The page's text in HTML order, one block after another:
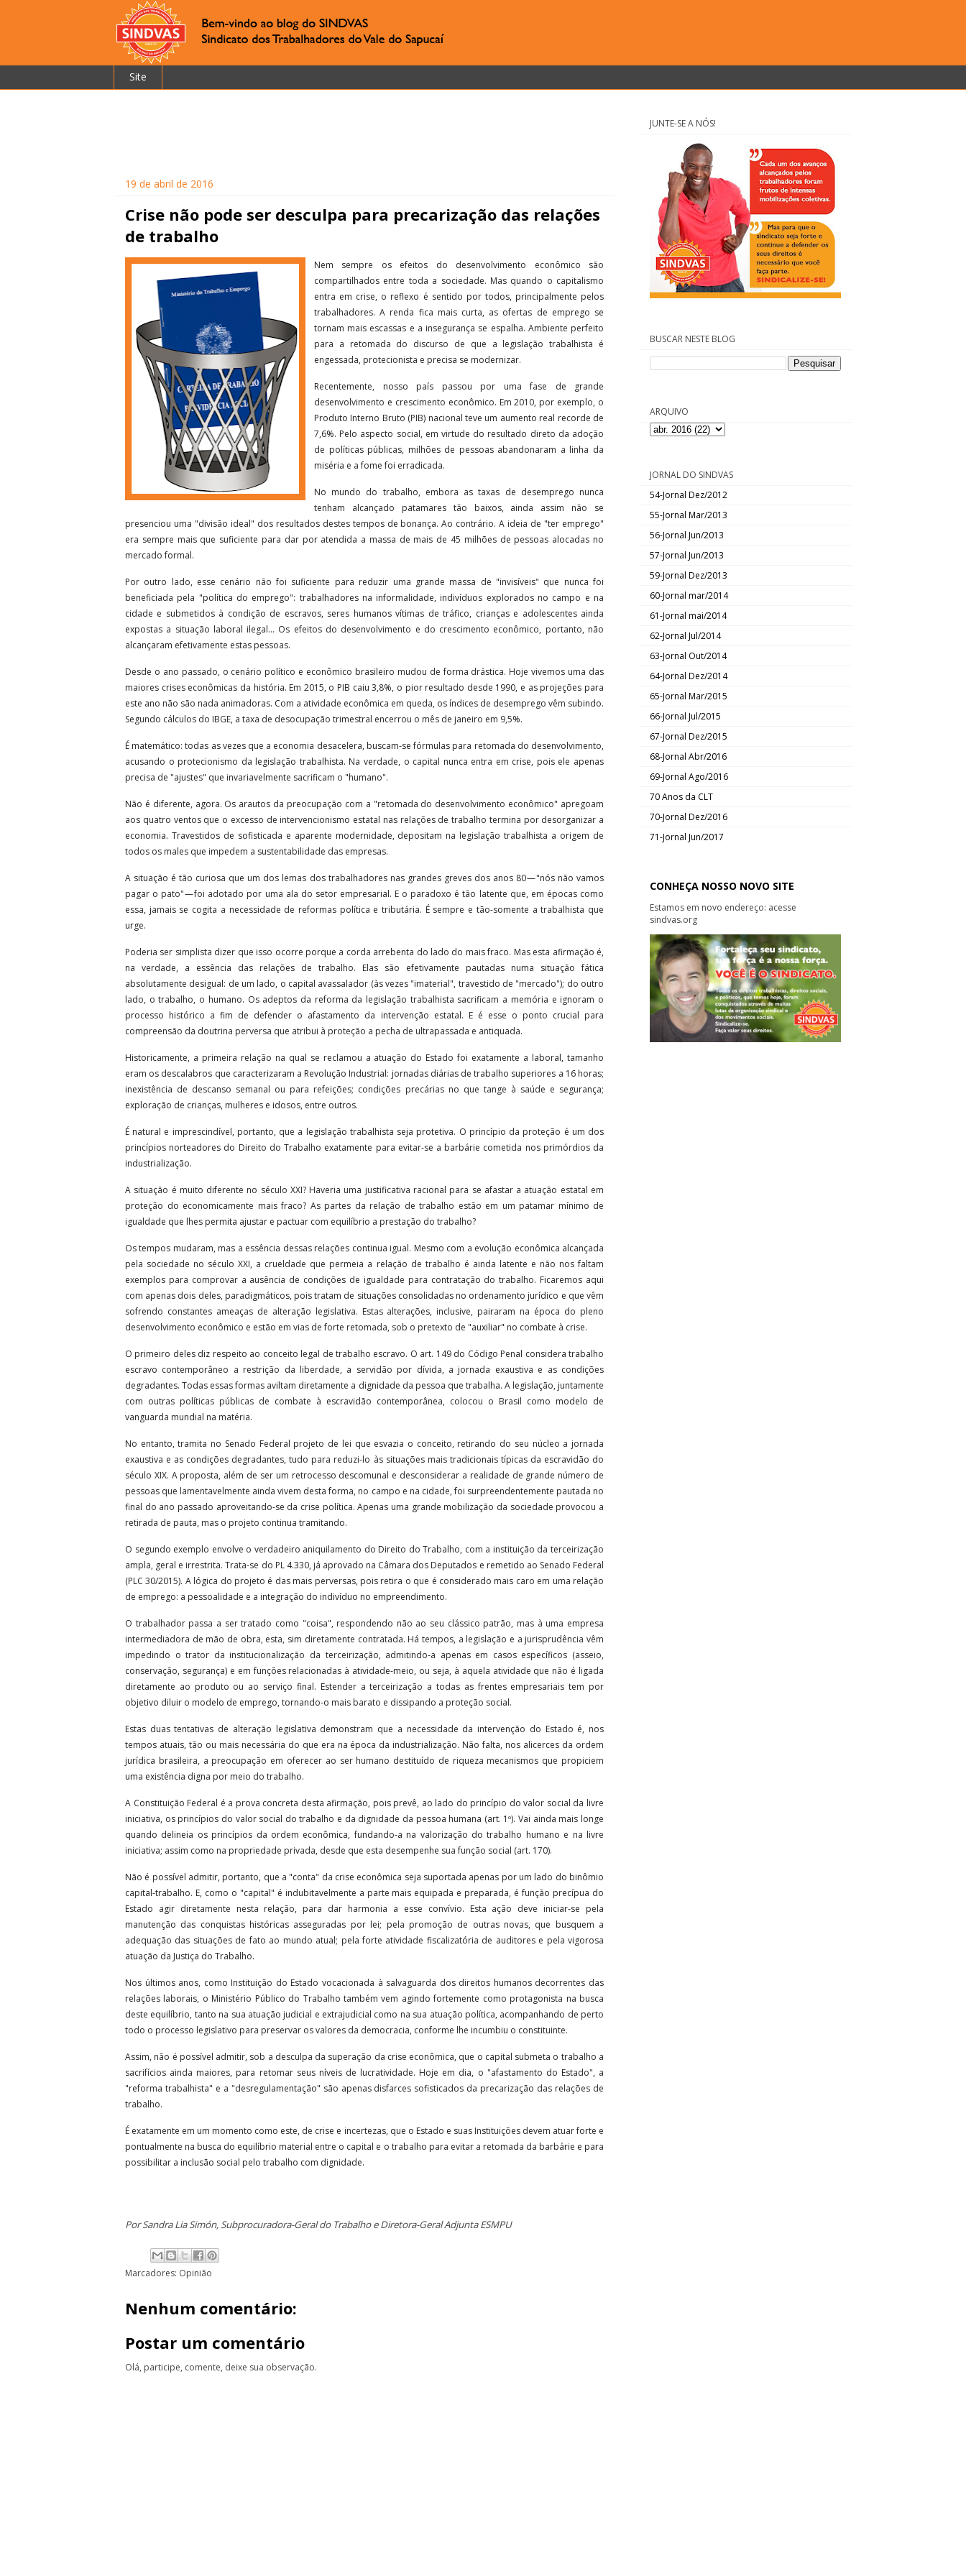
Site
19 de abril de 2016
Crise não pode ser desculpa para precarização das relações
de trabalho
Nem sempre os efeitos do desenvolvimento econômico são
compartilhados entre toda a sociedade. Mas quando o capitalismo
entra em crise, o reflexo é sentido por todos, principalmente pelos
trabalhadores. A renda fica mais curta, as ofertas de emprego se
tornam mais escassas e a insegurança se espalha. Ambiente perfeito
para a retomada do discurso de que a legislação trabalhista é
engessada, protecionista e precisa se modernizar.
Recentemente, nosso país passou por uma fase de grande
desenvolvimento e crescimento econômico. Em 2010, por exemplo, o
Produto Interno Bruto (PIB) nacional teve um aumento real recorde de
7,6%. Pelo aspecto social, em virtude do resultado direto da adoção
de políticas públicas, milhões de pessoas abandonaram a linha da
miséria e a fome foi erradicada.
No mundo do trabalho, embora as taxas de desemprego nunca
tenham alcançado patamares tão baixos, ainda assim não se
presenciou uma "divisão ideal" dos resultados destes tempos de bonança. Ao contrário. A ideia de "ter emprego"
era sempre mais que suficiente para dar por atendida a massa de mais de 45 milhões de pessoas alocadas no
mercado formal.
Por outro lado, esse cenário não foi suficiente para reduzir uma grande massa de "invisíveis" que nunca foi
beneficiada pela "política do emprego": trabalhadores na informalidade, indivíduos explorados no campo e na
cidade e submetidos à condição de escravos, seres humanos vítimas de tráfico, crianças e adolescentes ainda
expostas a situação laboral ilegal... Os efeitos do desenvolvimento e do crescimento econômico, portanto, não
alcançaram efetivamente estas pessoas.
Desde o ano passado, o cenário político e econômico brasileiro mudou de forma drástica. Hoje vivemos uma das
maiores crises econômicas da história. Em 2015, o PIB caiu 3,8%, o pior resultado desde 1990, e as projeções para
este ano não são nada animadoras. Com a atividade econômica em queda, os índices de desemprego vêm subindo.
Segundo cálculos do IBGE, a taxa de desocupação trimestral encerrou o mês de janeiro em 9,5%.
É matemático: todas as vezes que a economia desacelera, buscam-se fórmulas para retomada do desenvolvimento,
acusando o protecionismo da legislação trabalhista. Na verdade, o capital nunca entra em crise, pois ele apenas
precisa de "ajustes" que invariavelmente sacrificam o "humano".
Não é diferente, agora. Os arautos da preocupação com a "retomada do desenvolvimento econômico" apregoam
aos quatro ventos que o excesso de intervencionismo estatal nas relações de trabalho termina por desorganizar a
economia. Travestidos de sofisticada e aparente modernidade, depositam na legislação trabalhista a origem de
todos os males que impedem a sustentabilidade das empresas.
A situação é tão curiosa que um dos lemas dos trabalhadores nas grandes greves dos anos 80 — "nós não vamos
pagar o pato" — foi adotado por uma ala do setor empresarial. E o paradoxo é tão latente que, em épocas como
essa, jamais se cogita a necessidade de reformas política e tributária. É sempre e tão-somente a trabalhista que
urge.
Poderia ser simplista dizer que isso ocorre porque a corda arrebenta do lado do mais fraco. Mas esta afirmação é,
na verdade, a essência das relações de trabalho. Elas são efetivamente pautadas numa situação fática
absolutamente desigual: de um lado, o capital avassalador (às vezes "imaterial", travestido de "mercado"); do outro
lado, o trabalho, o humano. Os adeptos da reforma da legislação trabalhista sacrificam a memória e ignoram o
processo histórico a fim de defender o afastamento da intervenção estatal. E é esse o ponto crucial para
compreensão da doutrina perversa que atribui à proteção a pecha de ultrapassada e antiquada.
Historicamente, a primeira relação na qual se reclamou a atuação do Estado foi exatamente a laboral, tamanho
eram os descalabros que caracterizaram a Revolução Industrial: jornadas diárias de trabalho superiores a 16 horas;
inexistência de descanso semanal ou para refeições; condições precárias no que tange à saúde e segurança;
exploração de crianças, mulheres e idosos, entre outros.
É natural e imprescindível, portanto, que a legislação trabalhista seja protetiva. O princípio da proteção é um dos
princípios norteadores do Direito do Trabalho exatamente para evitar-se a barbárie cometida nos primórdios da
industrialização.
A situação é muito diferente no século XXI? Haveria uma justificativa racional para se afastar a atuação estatal em
proteção do economicamente mais fraco? As partes da relação de trabalho estão em um patamar mínimo de
igualdade que lhes permita ajustar e pactuar com equilíbrio a prestação do trabalho?
Os tempos mudaram, mas a essência dessas relações continua igual. Mesmo com a evolução econômica alcançada
pela sociedade no século XXI, a crueldade que permeia a relação de trabalho é ainda latente e não nos faltam
exemplos para comprovar a ausência de condições de igualdade para contratação do trabalho. Ficaremos aqui
com apenas dois deles, paradigmáticos, pois tratam de situações consolidadas no ordenamento jurídico e que vêm
sofrendo constantes ameaças de alteração legislativa. Estas alterações, inclusive, pairaram na época do pleno
desenvolvimento econômico e estão em vias de forte retomada, sob o pretexto de "auxiliar" no combate à crise.
O primeiro deles diz respeito ao conceito legal de trabalho escravo. O art. 149 do Código Penal considera trabalho
escravo contemporâneo a restrição da liberdade, a servidão por dívida, a jornada exaustiva e as condições
degradantes. Todas essas formas aviltam diretamente a dignidade da pessoa que trabalha. A legislação, juntamente
com outras políticas públicas de combate à escravidão contemporânea, colocou o Brasil como modelo de
vanguarda mundial na matéria.
No entanto, tramita no Senado Federal projeto de lei que esvazia o conceito, retirando do seu núcleo a jornada
exaustiva e as condições degradantes, tudo para reduzi-lo às situações mais tradicionais típicas da escravidão do
século XIX. A proposta, além de ser um retrocesso descomunal e desconsiderar a realidade de grande número de
pessoas que lamentavelmente ainda vivem desta forma, no campo e na cidade, foi surpreendentemente pautada no
final do ano passado aproveitando-se da crise política. Apenas uma grande mobilização da sociedade provocou a
retirada de pauta, mas o projeto continua tramitando.
O segundo exemplo envolve o verdadeiro aniquilamento do Direito do Trabalho, com a instituição da terceirização
ampla, geral e irrestrita. Trata-se do PL 4.330, já aprovado na Câmara dos Deputados e remetido ao Senado Federal
(PLC 30/2015). A lógica do projeto é das mais perversas, pois retira o que é considerado mais caro em uma relação
de emprego: a pessoalidade e a integração do indivíduo no empreendimento.
O trabalhador passa a ser tratado como "coisa", respondendo não ao seu clássico patrão, mas à uma empresa
intermediadora de mão de obra, esta, sim diretamente contratada. Há tempos, a legislação e a jurisprudência vêm
impedindo o trator da institucionalização da terceirização, admitindo-a apenas em casos específicos (asseio,
conservação, segurança) e em funções relacionadas à atividade-meio, ou seja, à aquela atividade que não é ligada
diretamente ao produto ou ao serviço final. Estender a terceirização a todas as frentes empresariais tem por
objetivo diluir o modelo de emprego, tornando-o mais barato e dissipando a proteção social.
Estas duas tentativas de alteração legislativa demonstram que a necessidade da intervenção do Estado é, nos
tempos atuais, tão ou mais necessária do que era na época da industrialização. Não falta, nos alicerces da ordem
jurídica brasileira, a preocupação em oferecer ao ser humano destituído de riqueza mecanismos que propiciem
uma existência digna por meio do trabalho.
A Constituição Federal é a prova concreta desta afirmação, pois prevê, ao lado do princípio do valor social da livre
iniciativa, os princípios do valor social do trabalho e da dignidade da pessoa humana (art. 1º). Vai ainda mais longe
quando delineia os princípios da ordem econômica, fundando-a na valorização do trabalho humano e na livre
iniciativa; assim como na propriedade privada, desde que esta desempenhe sua função social (art. 170).
Não é possível admitir, portanto, que a "conta" da crise econômica seja suportada apenas por um lado do binômio
capital-trabalho. E, como o "capital" é indubitavelmente a parte mais equipada e preparada, é função precípua do
Estado agir diretamente nesta relação, para dar harmonia a esse convívio. Esta ação deve iniciar-se pela
manutenção das conquistas históricas asseguradas por lei; pela promoção de outras novas, que busquem a
adequação das situações de fato ao mundo atual; pela forte atividade fiscalizatória de auditores e pela vigorosa
atuação da Justiça do Trabalho.
Nos últimos anos, como Instituição do Estado vocacionada à salvaguarda dos direitos humanos decorrentes das
relações laborais, o Ministério Público do Trabalho também vem agindo fortemente como protagonista na busca
deste equilíbrio, tanto na sua atuação judicial e extrajudicial como na sua atuação política, acompanhando de perto
todo o processo legislativo para preservar os valores da democracia, conforme lhe incumbiu o constituinte.
Assim, não é possível admitir, sob a desculpa da superação da crise econômica, que o capital submeta o trabalho a
sacrifícios ainda maiores, para retomar seus níveis de lucratividade. Hoje em dia, o "afastamento do Estado", a
"reforma trabalhista" e a "desregulamentação" são apenas disfarces sofisticados da precarização das relações de
trabalho.
É exatamente em um momento como este, de crise e incertezas, que o Estado e suas Instituições devem atuar forte e
pontualmente na busca do equilíbrio material entre o capital e o trabalho para evitar a retomada da barbárie e para
possibilitar a inclusão social pelo trabalho com dignidade.
Por Sandra Lia Simón, Subprocuradora-Geral do Trabalho e Diretora-Geral Adjunta ESMPU
Marcadores: Opinião
Nenhum comentário:
Postar um comentário
Olá, participe, comente, deixe sua observação.
JUNTE-SE A NÓS!
BUSCAR NESTE BLOG
ARQUIVO
JORNAL DO SINDVAS
54-Jornal Dez/2012
55-Jornal Mar/2013
56-Jornal Jun/2013
57-Jornal Jun/2013
59-Jornal Dez/2013
60-Jornal mar/2014
61-Jornal mai/2014
62-Jornal Jul/2014
63-Jornal Out/2014
64-Jornal Dez/2014
65-Jornal Mar/2015
66-Jornal Jul/2015
67-Jornal Dez/2015
68-Jornal Abr/2016
69-Jornal Ago/2016
70 Anos da CLT
70-Jornal Dez/2016
71-Jornal Jun/2017
CONHEÇA NOSSO NOVO SITE
Estamos em novo endereço: acesse
sindvas.org